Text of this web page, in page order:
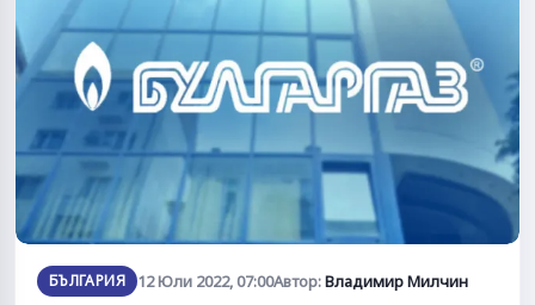
БЪЛГАРИЯ 12 Юли 2022, 07:00Автор:Владимир Милчин